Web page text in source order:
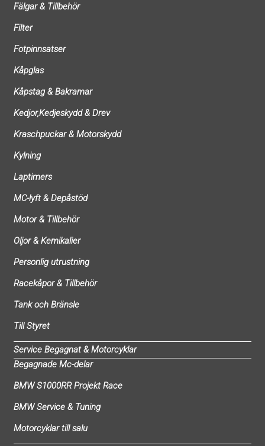
Fälgar & Tillbehör
Filter
Fotpinnsatser
Kåpglas
Kåpstag & Bakramar
Kedjor,Kedjeskydd & Drev
Kraschpuckar & Motorskydd
Kylning
Laptimers
MC-lyft & Depåstöd
Motor & Tillbehör
Oljor & Kemikalier
Personlig utrustning
Racekåpor & Tillbehör
Tank och Bränsle
Till Styret
Service Begagnat & Motorcyklar
Begagnade Mc-delar
BMW S1000RR Projekt Race
BMW Service & Tuning
Motorcyklar till salu